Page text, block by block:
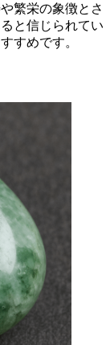
繁栄の象徴とさ
と信じられてい
すめです。